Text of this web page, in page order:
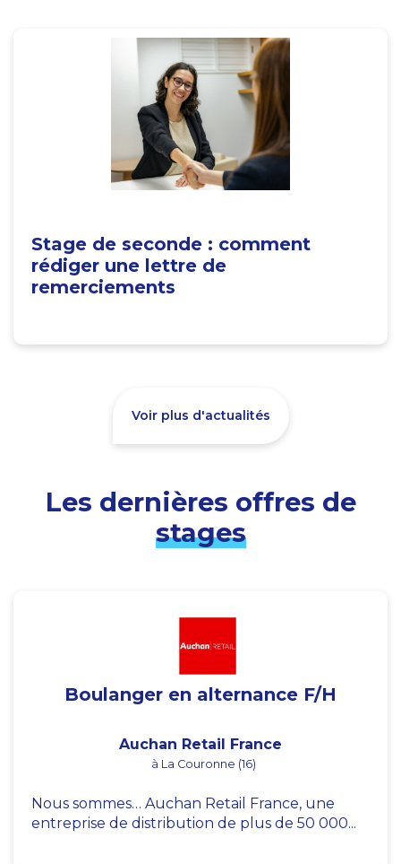
Stage de seconde : comment
rédiger une lettre de
remerciements
Voir plus d'actualités
Les dernières offres de
stages
Boulanger en alternance F/H
Auchan Retail France
à La Couronne (16)
Nous sommes… Auchan Retail France, une
entreprise de distribution de plus de 50 000...